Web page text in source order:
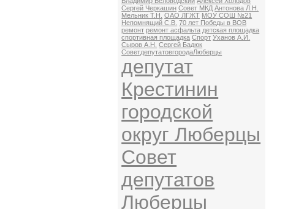
Сергей Черкашин Совет МКД Антонова Л.Н.
Мельник Т.Н.
ОАО ЛГЖТ МОУ СОШ №21
Непомнящий С.В. 70 лет Победы в ВОВ
ремонт ремонт асфальта детская площадка
спортивная площадка Спорт Уханов А.И.
Сыров А.Н.
Сергей Бадюк
СоветдепутатовгородаЛюберцы
депутат
Крестинин
городской
округ Люберцы
Совет
депутатов
Люберцы